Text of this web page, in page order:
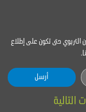
التربوي حتى تكون على إطلاع
أرسل
التالية